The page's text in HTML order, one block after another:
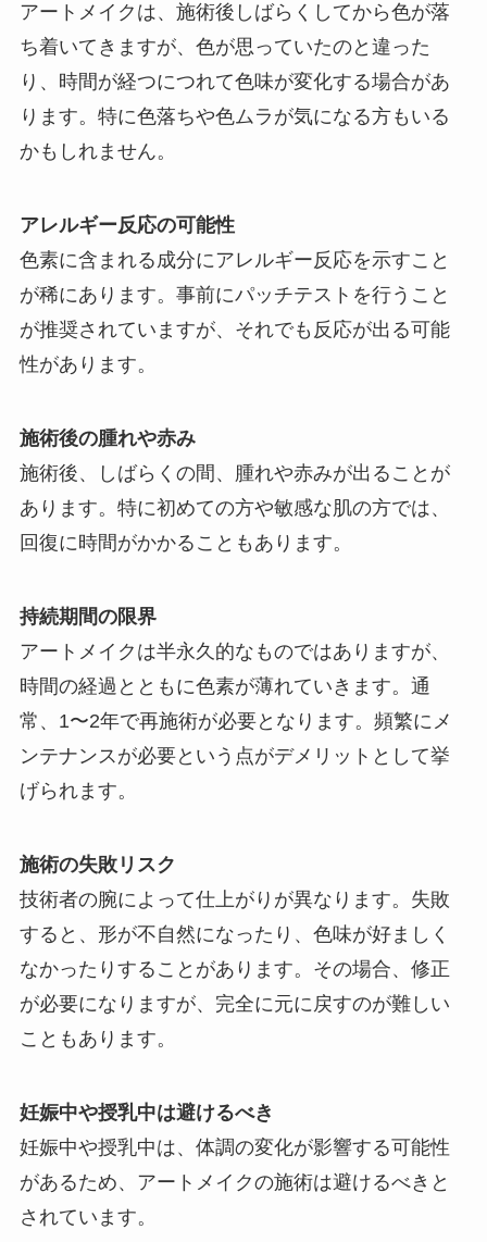
アートメイクは、施術後しばらくしてから色が落
ち着いてきますが、色が思っていたのと違った
り、時間が経つにつれて色味が変化する場合があ
ります。特に色落ちや色ムラが気になる方もいる
かもしれません。
アレルギー反応の可能性
色素に含まれる成分にアレルギー反応を示すこと
が稀にあります。事前にパッチテストを行うこと
が推奨されていますが、それでも反応が出る可能
性があります。
施術後の腫れや赤み
施術後、しばらくの間、腫れや赤みが出ることが
あります。特に初めての方や敏感な肌の方では、
回復に時間がかかることもあります。
持続期間の限界
アートメイクは半永久的なものではありますが、
時間の経過とともに色素が薄れていきます。通
常、1〜2年で再施術が必要となります。頻繁にメ
ンテナンスが必要という点がデメリットとして挙
げられます。
施術の失敗リスク
技術者の腕によって仕上がりが異なります。失敗
すると、形が不自然になったり、色味が好ましく
なかったりすることがあります。その場合、修正
が必要になりますが、完全に元に戻すのが難しい
こともあります。
妊娠中や授乳中は避けるべき
妊娠中や授乳中は、体調の変化が影響する可能性
があるため、アートメイクの施術は避けるべきと
されています。